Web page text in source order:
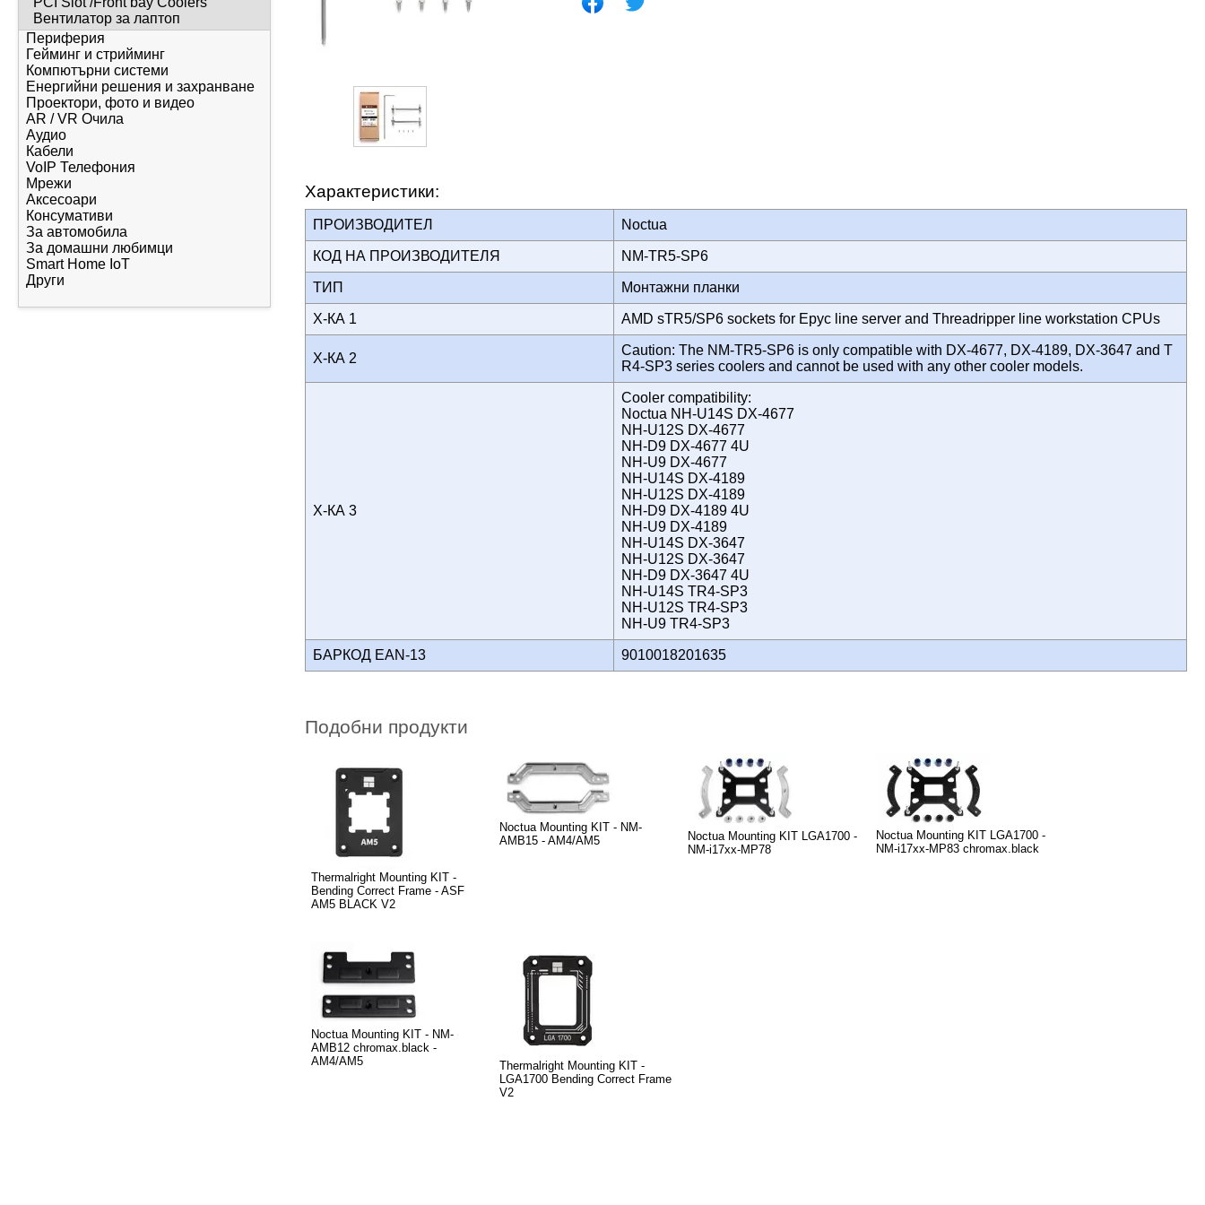
Вентилатор за лаптоп
Периферия
Гейминг и стрийминг
Компютърни системи
Енергийни решения и захранване
Проектори, фото и видео
AR / VR Очила
Аудио
Кабели
VoIP Телефония
Мрежи
Аксесоари
Консумативи
За автомобила
За домашни любимци
Smart Home IoT
Други
Характеристики:
ПРОИЗВОДИТЕЛ Noctua
КОД НА ПРОИЗВОДИТЕЛЯ NM-TR5-SP6
ТИП Монтажни планки
Х-КА 1 AMD sTR5/SP6 sockets for Epyc line server and Threadripper line workstation CPUs
Х-КА 2
Caution: The NM-TR5-SP6 is only compatible with DX-4677, DX-4189, DX-3647 and T
R4-SP3 series coolers and cannot be used with any other cooler models.
Х-КА 3
Cooler compatibility:
Noctua NH-U14S DX-4677
NH-U12S DX-4677
NH-D9 DX-4677 4U
NH-U9 DX-4677
NH-U14S DX-4189
NH-U12S DX-4189
NH-D9 DX-4189 4U
NH-U9 DX-4189
NH-U14S DX-3647
NH-U12S DX-3647
NH-D9 DX-3647 4U
NH-U14S TR4-SP3
NH-U12S TR4-SP3
NH-U9 TR4-SP3
БАРКОД EAN-13 9010018201635
Подобни продукти
Thermalright Mounting KIT -
Bending Correct Frame - ASF
AM5 BLACK V2
Noctua Mounting KIT - NM-
AMB15 - AM4/AM5
Noctua Mounting KIT LGA1700 -
NM-i17xx-MP78
Noctua Mounting KIT LGA1700 -
NM-i17xx-MP83 chromax.black
Noctua Mounting KIT - NM-
AMB12 chromax.black -
AM4/AM5
Thermalright Mounting KIT -
LGA1700 Bending Correct Frame
V2